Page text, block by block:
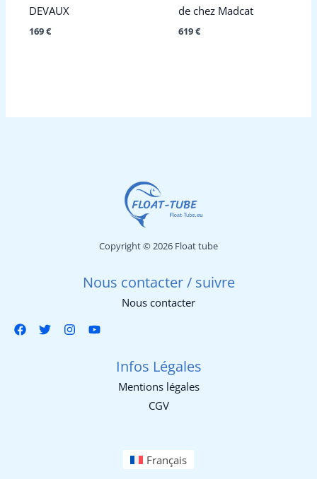
DEVAUX
169€
de chez Madcat
619€
Copyright © 2026 Float tube
Nous contacter / suivre
Nous contacter
Infos Légales
Mentions légales
CGV
Français